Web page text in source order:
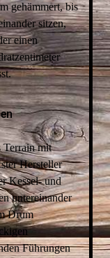
gehämmert, bis
sitzen,
einen
Terrain mit
Hersteller
Kessel- und
untereinander
Drum
Führungen